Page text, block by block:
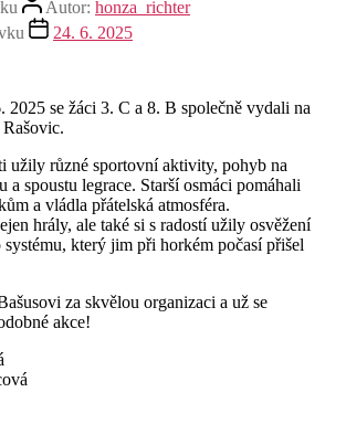
Autor: honza_richter
24. 6. 2025
2025 se žáci 3. C a 8. B společně vydali na
užily různé sportovní aktivity, pohyb na
a spoustu legrace. Starší osmáci pomáhali
a vládla přátelská atmosféra.
hrály, ale také si s radostí užily osvěžení
systému, který jim při horkém počasí přišel
za skvělou organizaci a už se
akce!